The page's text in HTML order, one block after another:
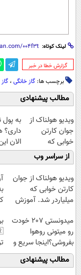
لینک کوتاه:
‌گزارش خطا در خبر
برچسب ها: گاز خانگی ،
مطالب پیشنهادی
ویدیو هولناک از
جوان کارتن
خوابی که
میلیاردر شد.
آموزش رایگان
به پول
داری؟
الان
کن تا
از سراسر وب
ویدیو هولناک از جوان
کارتن خوابی که
میلیاردر شد. آموزش
میدونستی 207 خودت
رو میتونی روهوا
بفروشی؟اینجا سریع و
راحت بفروش
مطالب پیشنهادی